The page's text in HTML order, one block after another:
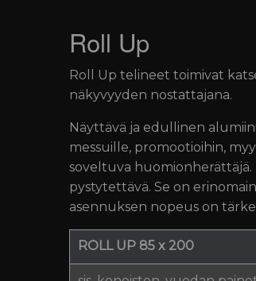
Roll Up
Roll Up telineet toimivat
näkyvyyden nostattajana.
Näyttävä ja edullinen
messuille, promootioihin,
soveltuva
pystytettävä. Se on
asennuksen nopeus on
ROLL UP 85 x 200